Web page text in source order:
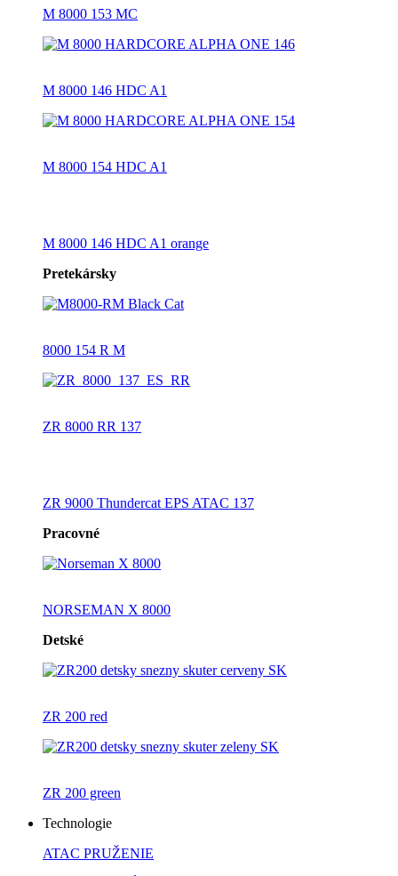
M 8000 153 MC
M 8000 146 HDC A1
M 8000 154 HDC A1
M 8000 146 HDC A1 orange
Pretekársky
8000 154 R M
ZR 8000 RR 137
ZR 9000 Thundercat EPS ATAC 137
Pracovné
NORSEMAN X 8000
Detské
ZR 200 red
ZR 200 green
Technologie
ATAC PRUŽENIE